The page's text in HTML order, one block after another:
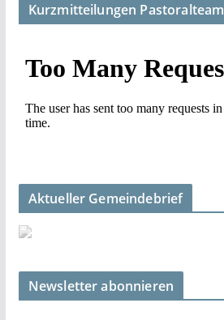
Kurzmitteilungen Pastoralteam
Aktueller Gemeindebrief
Newsletter abonnieren